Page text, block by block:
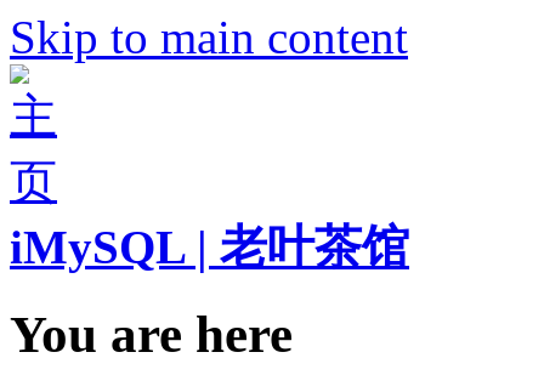
Skip to main content
iMySQL | 老叶茶馆
You are here